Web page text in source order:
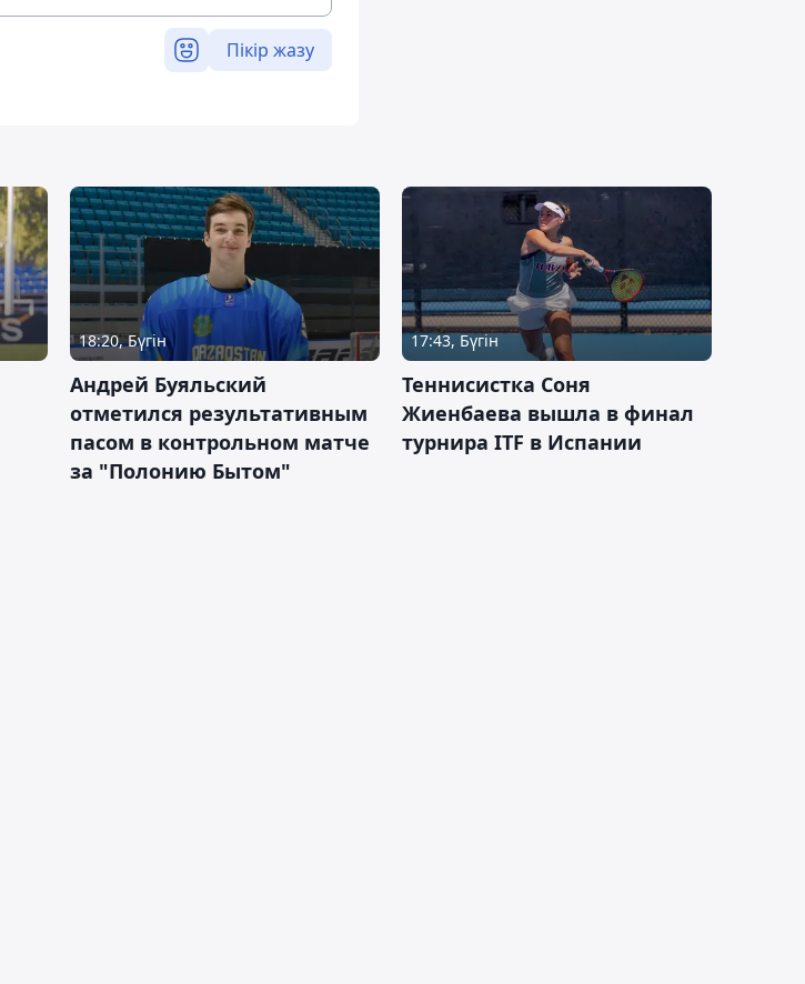
Пікір жазу
18:20, Бүгін
Андрей Буяльский
отметился результативным
пасом в контрольном матче
за "Полонию Бытом"
17:43, Бүгін
Теннисистка Соня
Жиенбаева вышла в финал
турнира ITF в Испании